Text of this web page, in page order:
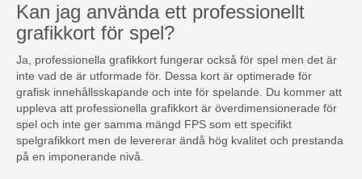
Kan jag använda ett professionellt
grafikkort för spel?
Ja, professionella grafikkort fungerar också för spel men det är
inte vad de är utformade för. Dessa kort är optimerade för
grafisk innehållsskapande och inte för spelande. Du kommer att
uppleva att professionella grafikkort är överdimensionerade för
spel och inte ger samma mängd FPS som ett specifikt
spelgrafikkort men de levererar ändå hög kvalitet och prestanda
på en imponerande nivå.